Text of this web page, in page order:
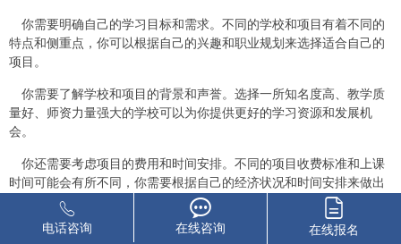
你需要明确自己的学习目标和需求。不同的学校和项目有着不同的
特点和侧重点，你可以根据自己的兴趣和职业规划来选择适合自己的
项目。
你需要了解学校和项目的背景和声誉。选择一所知名度高、教学质
量好、师资力量强大的学校可以为你提供更好的学习资源和发展机
会。
你还需要考虑项目的费用和时间安排。不同的项目收费标准和上课
时间可能会有所不同，你需要根据自己的经济状况和时间安排来做出
在职免联考MBA是一把解锁职场晋升的钥匙，但并不意
电话咨询 在线咨询 在线报名